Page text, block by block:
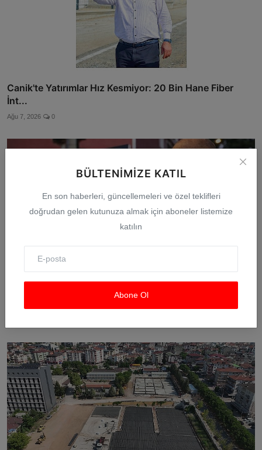
BÜLTENIMIZE KATIL
En son haberleri, güncellemeleri ve özel teklifleri
doğrudan gelen kutunuza almak için aboneler listemize
katılın
Abone Ol
Canik'te Yatırımlar Hız Kesmiyor: 20 Bin Hane Fiber
İnt...
Ağu 7, 2026 0